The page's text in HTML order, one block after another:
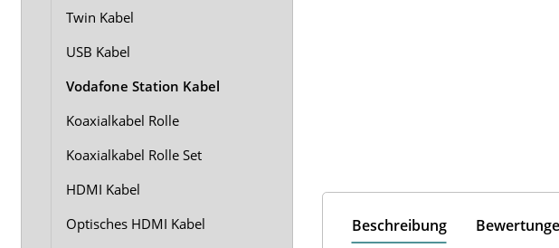
Beschreibung
Twin Kabel
USB Kabel
Vodafone Station Kabel
Koaxialkabel Rolle
Koaxialkabel Rolle Set
HDMI Kabel
Optisches HDMI Kabel